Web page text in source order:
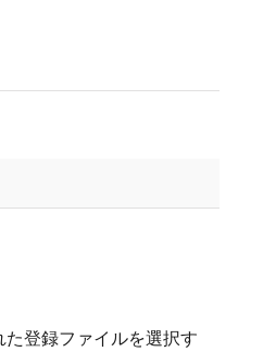
登録ファイルを選択す